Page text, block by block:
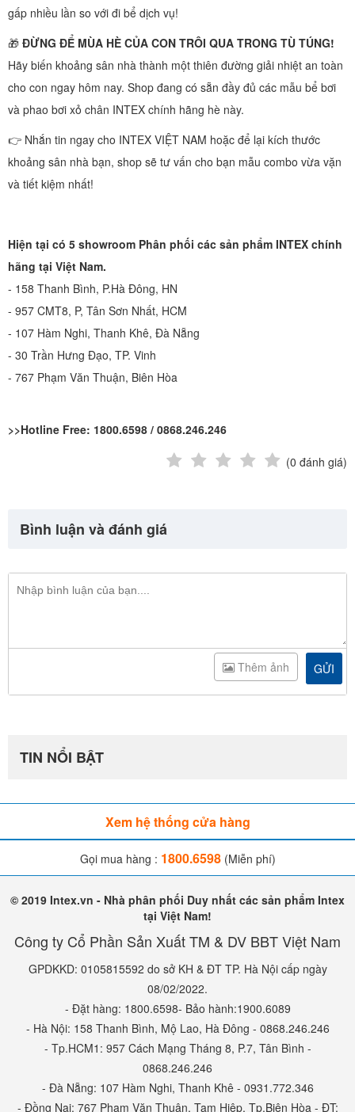
gấp nhiều lần so với đi bể dịch vụ!
🎁 ĐỪNG ĐỂ MÙA HÈ CỦA CON TRÔI QUA TRONG TÙ TÚNG!
Hãy biến khoảng sân nhà thành một thiên đường giải nhiệt an toàn
cho con ngay hôm nay. Shop đang có sẵn đầy đủ các mẫu bể bơi
và phao bơi xỏ chân INTEX chính hãng hè này.
👉 Nhắn tin ngay cho INTEX VIỆT NAM hoặc để lại kích thước
khoảng sân nhà bạn, shop sẽ tư vấn cho bạn mẫu combo vừa vặn
và tiết kiệm nhất!
Hiện tại có 5 showroom Phân phối các sản phẩm INTEX chính
hãng tại Việt Nam.
- 158 Thanh Bình, P.Hà Đông, HN
- 957 CMT8, P, Tân Sơn Nhất, HCM
- 107 Hàm Nghi, Thanh Khê, Đà Nẵng
- 30 Trần Hưng Đạo, TP. Vinh
- 767 Phạm Văn Thuận, Biên Hòa
>>Hotline Free: 1800.6598 / 0868.246.246
(0 đánh giá)
Bình luận và đánh giá
GỬI
Thêm ảnh
TIN NỔI BẬT
Xem hệ thống cửa hàng
Gọi mua hàng : 1800.6598(Miễn phí)
© 2019 Intex.vn - Nhà phân phối Duy nhất các sản phẩm Intex
tại Việt Nam!
Công ty Cổ Phần Sản Xuất TM & DV BBT Việt Nam
GPDKKD: 0105815592 do sở KH & ĐT TP. Hà Nội cấp ngày
08/02/2022.
- Đặt hàng: 1800.6598- Bảo hành:1900.6089
- Hà Nội: 158 Thanh Bình, Mộ Lao, Hà Đông - 0868.246.246
- Tp.HCM1: 957 Cách Mạng Tháng 8, P.7, Tân Bình -
0868.246.246
- Đà Nẵng: 107 Hàm Nghi, Thanh Khê - 0931.772.346
- Đồng Nai: 767 Phạm Văn Thuận, Tam Hiệp, Tp.Biên Hòa - ĐT: